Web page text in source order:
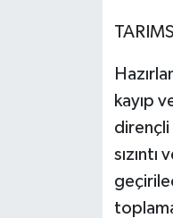
kayıp
dirençli
sızıntı